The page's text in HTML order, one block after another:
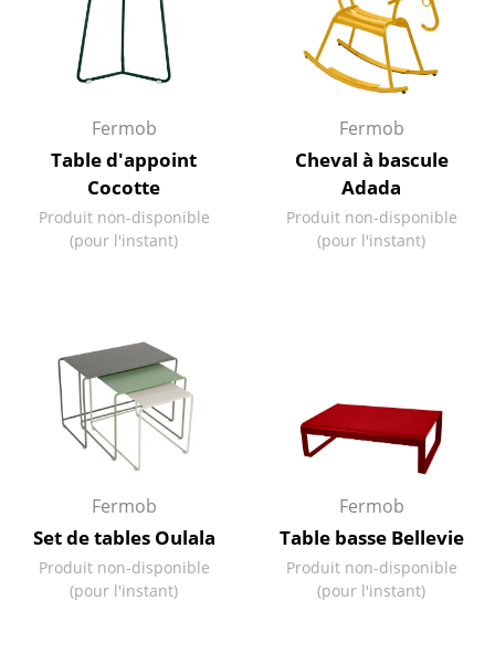
Tables de chevet et Accessoires de lit
... voir tous les lits
Horloges
Miroirs
Figurines & Miniatures
Accessoires de bureau
Boîtes de rangement
Couvertures
Coussins
Tapis
Rideaux
Fermob
Table d'appoint
Cocotte
Produit non-disponible
(pour l'instant)
Fermob
Cheval à bascule
Adada
Produit non-disponible
(pour l'instant)
Fermob
Set de tables Oulala
Produit non-disponible
(pour l'instant)
Fermob
Table basse Bellevie
Produit non-disponible
(pour l'instant)